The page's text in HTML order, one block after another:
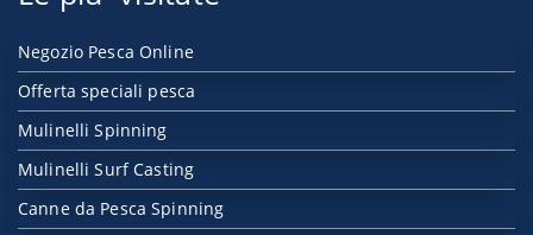
Negozio Pesca Online
Offerta speciali pesca
Mulinelli Spinning
Mulinelli Surf Casting
Canne da Pesca Spinning